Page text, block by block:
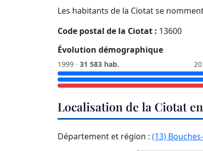
Les habitants de la Ciotat se
Code postal de la Ciotat : 13600
Évolution démographique
1999 · 31 583 hab.
Localisation de la Ciotat
Département et région : (13)